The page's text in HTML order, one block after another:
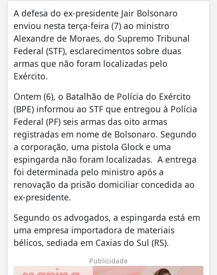
A defesa do ex-presidente Jair Bolsonaro
enviou nesta terça-feira (7) ao ministro
Alexandre de Moraes, do Supremo Tribunal
Federal (STF), esclarecimentos sobre duas
armas que não foram localizadas pelo
Exército.
Ontem (6), o Batalhão de Polícia do Exército
(BPE) informou ao STF que entregou à Polícia
Federal (PF) seis armas das oito armas
registradas em nome de Bolsonaro. Segundo
a corporação, uma pistola Glock e uma
espingarda não foram localizadas. A entrega
foi determinada pelo ministro após a
renovação da prisão domiciliar concedida ao
ex-presidente.
Segundo os advogados, a espingarda está em
uma empresa importadora de materiais
bélicos, sediada em Caxias do Sul (RS).
Publicidade